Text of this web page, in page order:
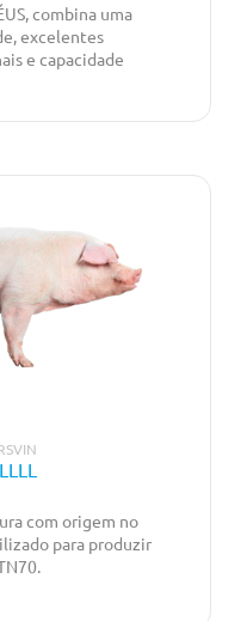
combina uma
excelentes
e capacidade
e conformação. A
patas garantem
com origem no
para produzir